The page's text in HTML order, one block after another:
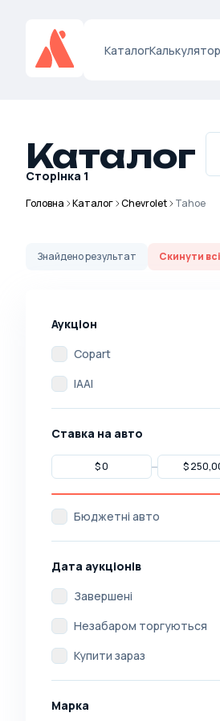
КаталогКалькулятор
Каталог
Сторінка 1
Головна Каталог Chevrolet Tahoe
Знайденорезультат Скинути всі
Аукціон
Copart
IAAI
Ставка на авто
Бюджетні авто
Дата аукціонів
Завершені
Незабаром торгуються
Купити зараз
Марка